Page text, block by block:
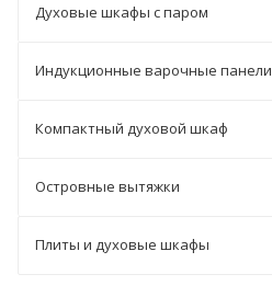
Духовые шкафы с паром
Индукционные варочные панели
Компактный духовой шкаф
Островные вытяжки
Плиты и духовые шкафы